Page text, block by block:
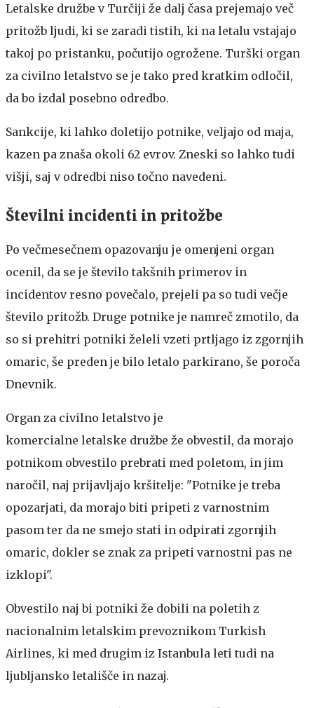
Letalske družbe v Turčiji že dalj časa prejemajo več
pritožb ljudi, ki se zaradi tistih, ki na letalu vstajajo
takoj po pristanku, počutijo ogrožene. Turški organ
za civilno letalstvo se je tako pred kratkim odločil,
da bo izdal posebno odredbo.
Sankcije, ki lahko doletijo potnike, veljajo od maja,
kazen pa znaša okoli 62 evrov. Zneski so lahko tudi
višji, saj v odredbi niso točno navedeni.
Številni incidenti in pritožbe
Po večmesečnem opazovanju je omenjeni organ
ocenil, da se je število takšnih primerov in
incidentov resno povečalo, prejeli pa so tudi večje
število pritožb. Druge potnike je namreč zmotilo, da
so si prehitri potniki želeli vzeti prtljago iz zgornjih
omaric, še preden je bilo letalo parkirano, še poroča
Dnevnik.
Organ za civilno letalstvo je
komercialne letalske družbe že obvestil, da morajo
potnikom obvestilo prebrati med poletom, in jim
naročil, naj prijavljajo kršitelje: "Potnike je treba
opozarjati, da morajo biti pripeti z varnostnim
pasom ter da ne smejo stati in odpirati zgornjih
omaric, dokler se znak za pripeti varnostni pas ne
izklopi".
Obvestilo naj bi potniki že dobili na poletih z
nacionalnim letalskim prevoznikom Turkish
Airlines, ki med drugim iz Istanbula leti tudi na
ljubljansko letališče in nazaj.